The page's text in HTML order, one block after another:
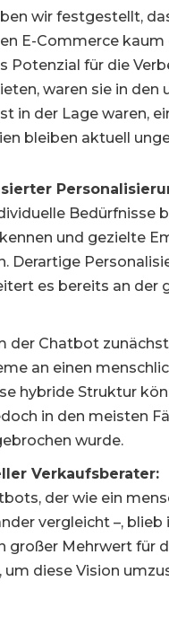
wir festgestellt,
E-Commerce
Potenzial für die
waren sie in
in der Lage waren,
bleiben aktuell
Bedürfnisse
und gezielte
Derartige
es bereits an der
der Chatbot
an einen
hybride Struktur
in den meisten
wurde.
Verkaufsberater:
der wie ein
vergleicht –,
großer Mehrwert für
um diese Vision